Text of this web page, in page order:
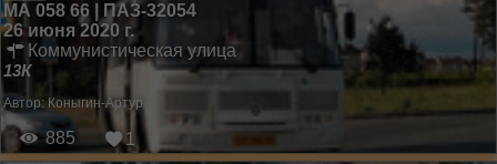
МА 058 66 | ПАЗ-32054
26 июня 2020 г.
Коммунистическая улица
13К
Автор:Коныгин-Артур
885 1